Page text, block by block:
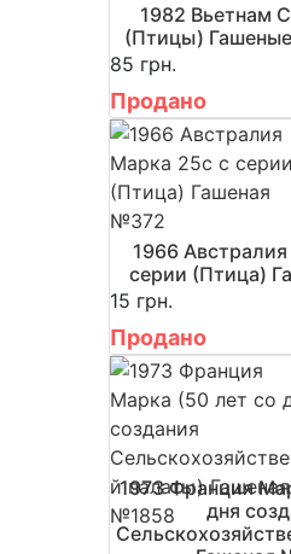
1982 Вьетнам
(Птицы)
85 грн.
Продано
1966
серии (Птица)
15 грн.
Продано
1973 Франция
дня